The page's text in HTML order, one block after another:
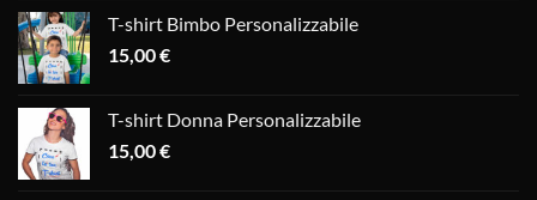
T-shirt Bimbo Personalizzabile
15,00€
T-shirt Donna Personalizzabile
15,00€